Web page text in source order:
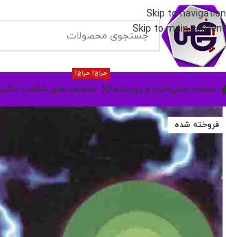
Skip to navigation
Skip to main content
صفحه اصلیاخبار و رویدادها تخفیف های شگفت انگیز
حراج! حراج!
فروخته شده